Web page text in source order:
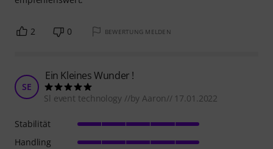
2 0 BEWERTUNG MELDEN
SE
Ein Kleines Wunder !
Sl event technology //by Aaron// 17.01.2022
Stabilität
Handling